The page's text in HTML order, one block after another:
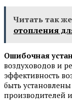
Читать так
отопления
Ошибочная
воздуховодов и
эффективность
быть
производителей